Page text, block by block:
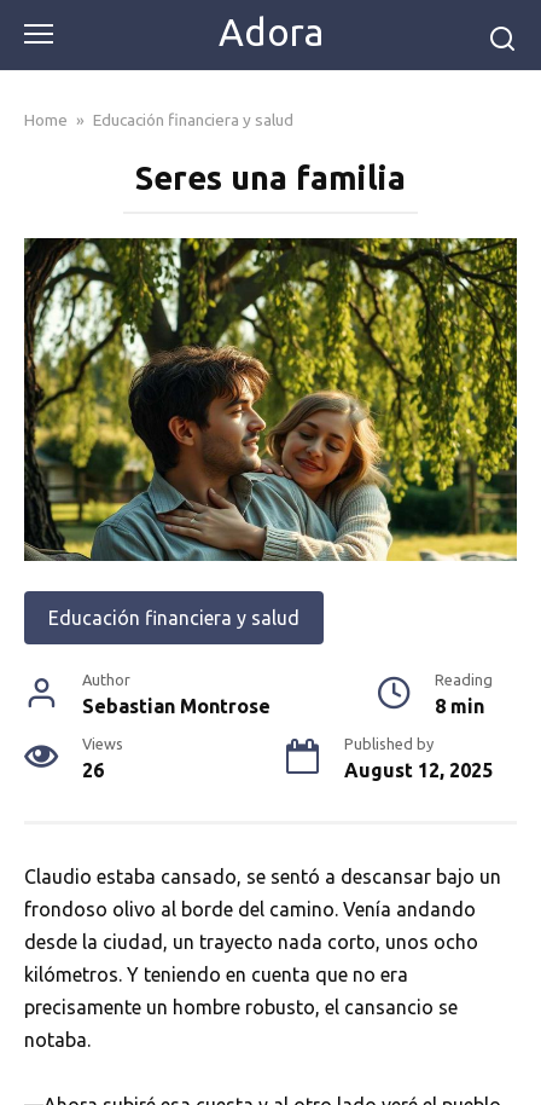
content
Adora
Home » Educación financiera y salud
Seres una familia
Educación financiera y salud
Author
Sebastian Montrose
Reading
8 min
Views
26
Published by
August 12, 2025
Claudio estaba cansado, se sentó a descansar bajo un
frondoso olivo al borde del camino. Venía andando
desde la ciudad, un trayecto nada corto, unos ocho
kilómetros. Y teniendo en cuenta que no era
precisamente un hombre robusto, el cansancio se
notaba.